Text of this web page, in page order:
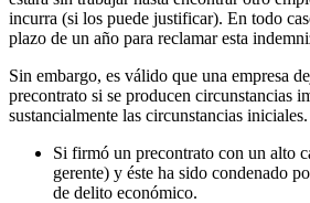
incurra (si los puede justificar). En todo
plazo de un año para reclamar esta
Sin embargo, es válido que una empresa
precontrato si se producen circunstancias
sustancialmente las circunstancias
Si firmó un precontrato con un alto
gerente) y éste ha sido condenado
de delito económico.